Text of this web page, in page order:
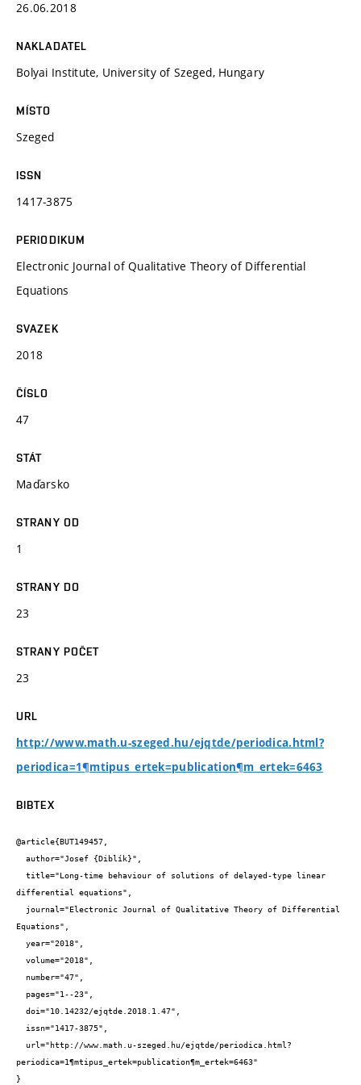
26.06.2018
NAKLADATEL
Bolyai Institute, University of Szeged, Hungary
MÍSTO
Szeged
ISSN
1417-3875
PERIODIKUM
Electronic Journal of Qualitative Theory of Differential
Equations
SVAZEK
2018
ČÍSLO
47
STÁT
Maďarsko
STRANY OD
1
STRANY DO
23
STRANY POČET
23
URL
http://www.math.u-szeged.hu/ejqtde/periodica.html?
periodica=1¶mtipus_ertek=publication¶m_ertek=6463
BIBTEX
@article{BUT149457,
differential equations",
Equations",
periodica=1¶mtipus_ertek=publication¶m_ertek=6463"
}